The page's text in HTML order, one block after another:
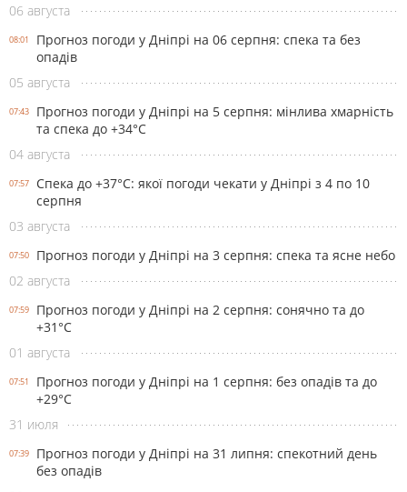
06 августа
08:01
Прогноз погоди у Дніпрі на 06 серпня: спека та без
опадів
05 августа
07:43
Прогноз погоди у Дніпрі на 5 серпня: мінлива хмарність
та спека до +34°С
04 августа
07:57
Спека до +37°С: якої погоди чекати у Дніпрі з 4 по 10
серпня
03 августа
07:50
Прогноз погоди у Дніпрі на 3 серпня: спека та ясне небо
02 августа
07:59
Прогноз погоди у Дніпрі на 2 серпня: сонячно та до
+31°С
01 августа
07:51
Прогноз погоди у Дніпрі на 1 серпня: без опадів та до
+29°С
31 июля
07:39
Прогноз погоди у Дніпрі на 31 липня: спекотний день
без опадів